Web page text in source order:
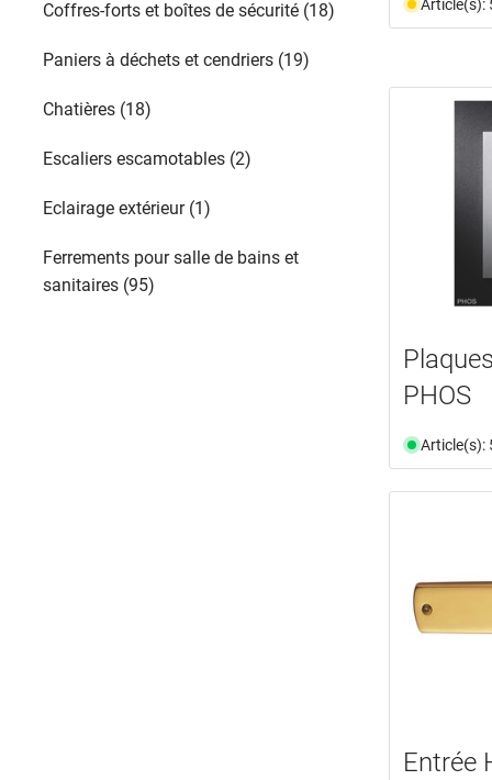
Coffres-forts et boîtes de sécurité (18)
Paniers à déchets et cendriers (19)
Chatières (18)
Escaliers escamotables (2)
Eclairage extérieur (1)
Ferrements pour salle de bains et
sanitaires (95)
Article(s):
PHOS
Article(s):
Entrée